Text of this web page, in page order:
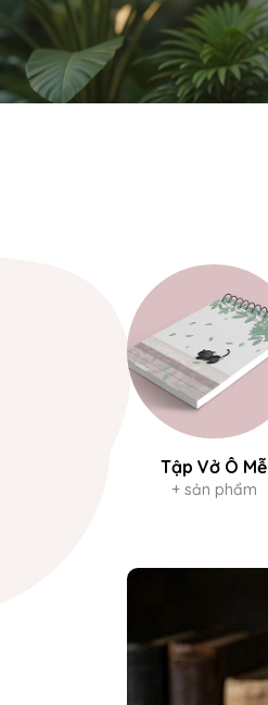
Tập Vở Ô Mễ
+ sản phẩm